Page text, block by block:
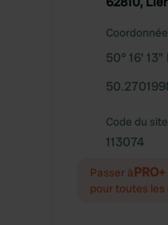
50° 16' 13"
Code du site
113074
Passer àPRO+
pour toutes